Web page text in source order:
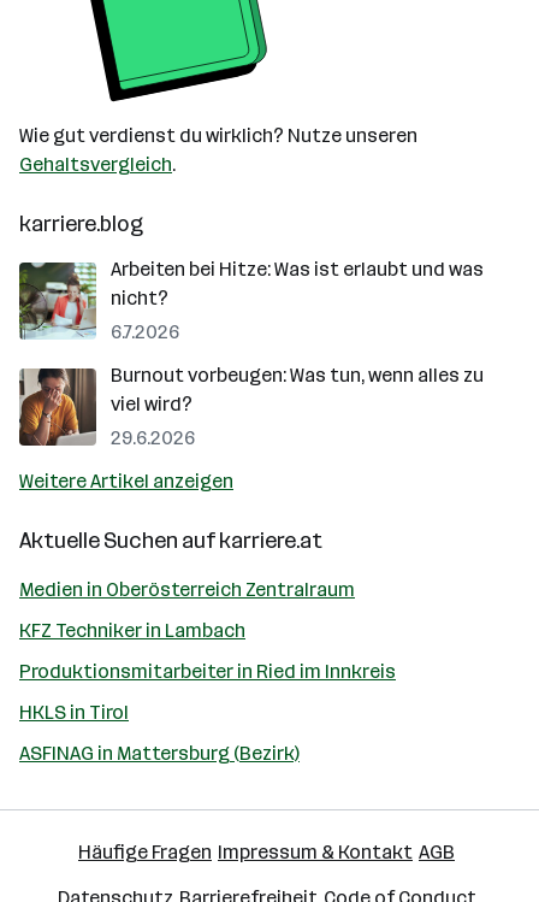
Wie gut verdienst du wirklich? Nutze unseren
Gehaltsvergleich.
karriere.blog
Arbeiten bei Hitze: Was ist erlaubt und was
nicht?
6.7.2026
Burnout vorbeugen: Was tun, wenn alles zu
viel wird?
29.6.2026
Weitere Artikel anzeigen
Aktuelle Suchen aufkarriere.at
Medien in Oberösterreich Zentralraum
KFZ Techniker in Lambach
Produktionsmitarbeiter in Ried im Innkreis
HKLS in Tirol
ASFINAG in Mattersburg (Bezirk)
Häufige Fragen Impressum & Kontakt AGB